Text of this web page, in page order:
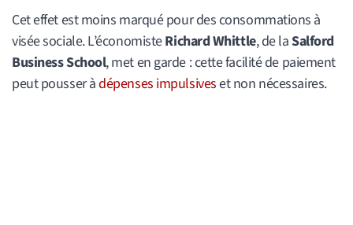
Cet effet est moins marqué pour des consommations à
visée sociale. L’économisteRichard Whittle, de laSalford
Business School, met en garde : cette facilité de paiement
peut pousser àdépenses impulsiveset non nécessaires.